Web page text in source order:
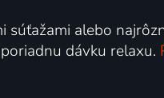
alebo
dávku relaxu.